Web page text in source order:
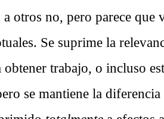
otros no, pero parece que
Se suprime la
obtener trabajo, o incluso
se mantiene la